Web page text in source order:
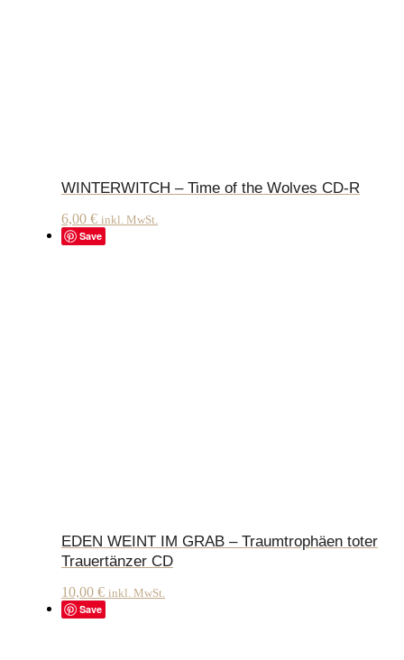
WINTERWITCH – Time of the Wolves CD-R
6,00 € inkl. MwSt.
Save
EDEN WEINT IM GRAB – Traumtrophäen toter
Trauertänzer CD
10,00 € inkl. MwSt.
Save